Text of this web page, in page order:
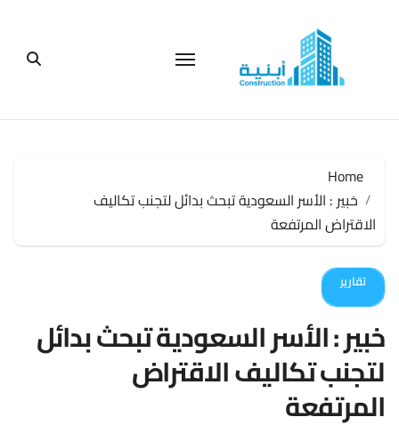
Home
خبير : الأسر السعودية تبحث بدائل لتجنب تكاليف
الاقتراض المرتفعة
تقارير
خبير : الأسر السعودية تبحث بدائل
لتجنب تكاليف الاقتراض
المرتفعة